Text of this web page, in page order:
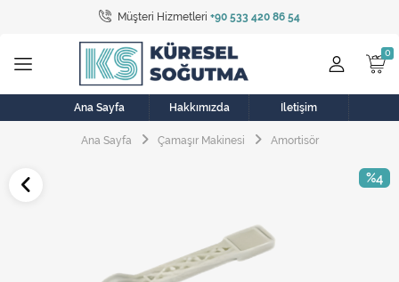
Müşteri Hizmetleri +90 533 420 86 54
Tüm Kategoriler
Bulaşık Makinesi
Buzdolabı
Çamaşır Kurutma Makinesi
Elektrikli Aksamlar
Ana Sayfa Hakkımızda İletişim
Ana Sayfa Çamaşır Makinesi Amortisör
%4